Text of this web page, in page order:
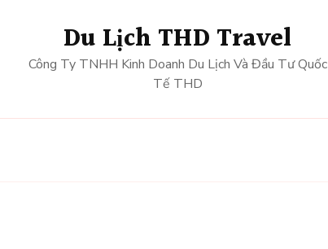
Du Lịch THD Travel
Công Ty TNHH Kinh Doanh Du Lịch Và Đầu Tư Quốc
Tế THD